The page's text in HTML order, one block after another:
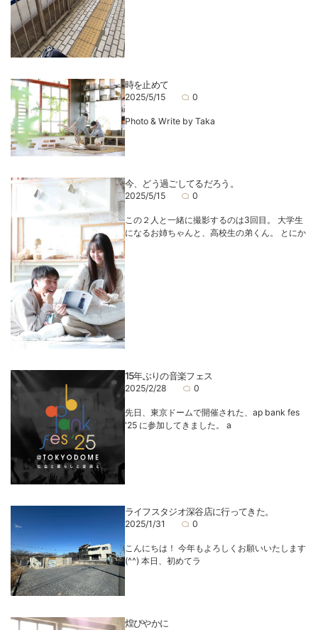
時を止めて
2025/5/15 0
Photo & Write by Taka
今、どう過ごしてるだろう。
2025/5/15 0
この２人と一緒に撮影するのは3回目。 大学生
になるお姉ちゃんと、高校生の弟くん。 とにか
15年ぶりの音楽フェス
2025/2/28 0
先日、東京ドームで開催された、ap bank fes
'25 に参加してきました。 a
ライフスタジオ深谷店に行ってきた。
2025/1/31 0
こんにちは！ 今年もよろしくお願いいたします
(^^) 本日、初めてラ
煌びやかに